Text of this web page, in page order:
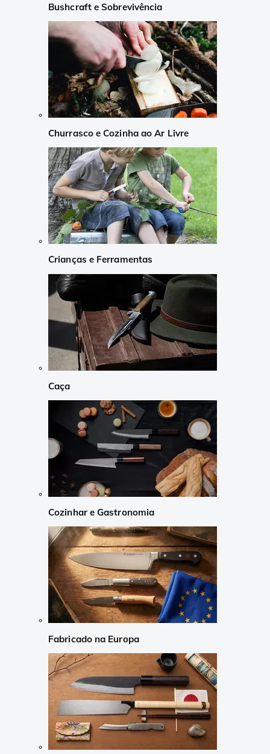
Bushcraft e Sobrevivência
Churrasco e Cozinha ao Ar Livre
Crianças e Ferramentas
Caça
Cozinhar e Gastronomia
Fabricado na Europa